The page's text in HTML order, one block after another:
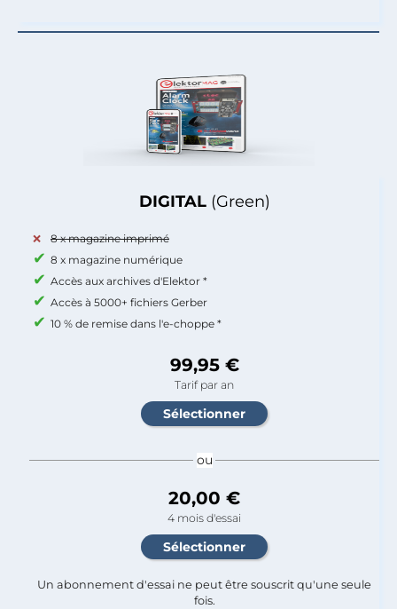
DIGITAL (Green)
8 x magazine imprimé
8 x magazine numérique
Accès aux archives d'Elektor *
Accès à 5000+ fichiers Gerber
10 % de remise dans l'e-choppe *
99,95 €
Tarif par an
ou
20,00 €
4 mois d'essai
Un abonnement d'essai ne peut être souscrit qu'une seule
fois.​